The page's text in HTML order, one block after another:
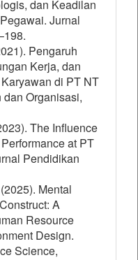
dan Keadilan
Jurnal
Pengaruh
Kerja, dan
di PT NT
Organisasi,
The Influence
at PT
Pendidikan
Mental
A
Resource
Design.
Science,